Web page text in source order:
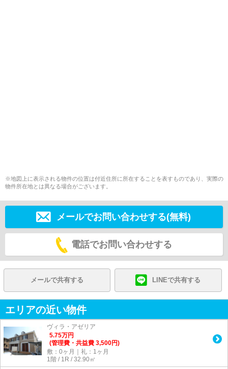
※地図上に表示される物件の位置は付近住所に所在することを表すものであり、実際の
物件所在地とは異なる場合がございます。
メールでお問い合わせする(無料)
電話でお問い合わせする
メールで共有する LINEで共有する
エリアの近い物件
ヴィラ・アゼリア
5.75万円
(管理費・共益費 3,500円)
敷：0ヶ月｜礼：1ヶ月
1階 / 1R / 32.90㎡